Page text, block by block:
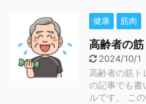
健康 筋肉
高齢者の
2024/10/1
高齢者の筋ト
の記事でも書
ルです。 こ